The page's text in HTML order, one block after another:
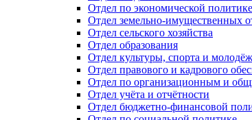
Отдел по экономической политике
Отдел земельно-имущественных
Отдел сельского хозяйства
Отдел образования
Отдел культуры, спорта и
Отдел правового и кадрового
Отдел по организационным и
Отдел учёта и отчётности
Отдел бюджетно-финансовой